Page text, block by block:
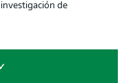
GmbH
de